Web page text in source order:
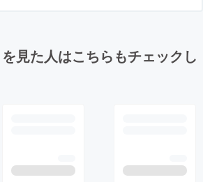
見た人はこちらもチェックし